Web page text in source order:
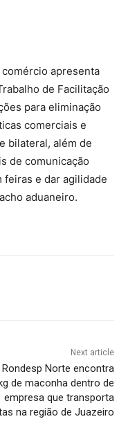
apresenta
de Facilitação
para eliminação
comerciais e
bilateral, além de
de comunicação
e dar agilidade
aduaneiro.
Next article
Rondesp Norte encontra
de maconha dentro de
empresa que transporta
na região de Juazeiro